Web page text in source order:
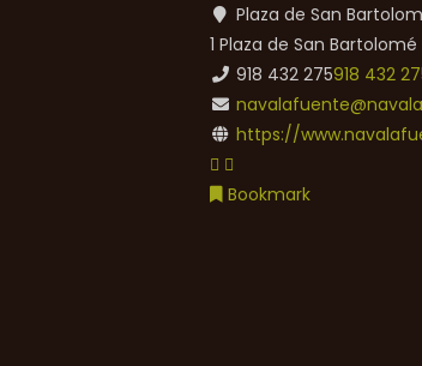
Plaza de San
1 Plaza de San Bartolomé
918 432 275918 432
https://
Bookmark